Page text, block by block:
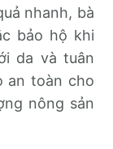
nhanh, bà
bảo hộ khi
da và tuân
an toàn cho
nông sản